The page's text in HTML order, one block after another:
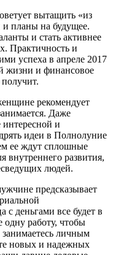
вытащить «из
планы на будущее.
и стать активнее
Практичность и
успеха в апреле 2017
жизни и финансовое
рекомендует
Даже
интересной и
идеи в Полнолуние
ее ждут сплошные
внутреннего развития,
людей.
предсказывает
с деньгами все будет в
работу, чтобы
личным
новых и надежных